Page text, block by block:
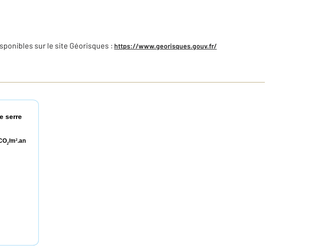
sur le site Géorisques : https://www.georisques.gouv.fr/
serre
2/m2.an